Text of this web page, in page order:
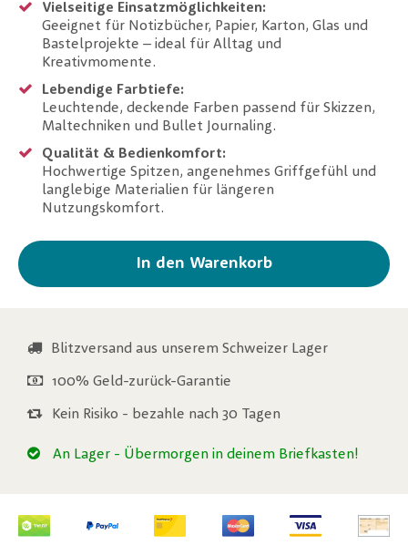
Vielseitige Einsatzmöglichkeiten:
Geeignet für Notizbücher, Papier, Karton, Glas und
Bastelprojekte – ideal für Alltag und
Kreativmomente.
Lebendige Farbtiefe:
Leuchtende, deckende Farben passend für Skizzen,
Maltechniken und Bullet Journaling.
Qualität & Bedienkomfort:
Hochwertige Spitzen, angenehmes Griffgefühl und
langlebige Materialien für längeren
Nutzungskomfort.
In den Warenkorb
Blitzversand aus unserem Schweizer Lager
100% Geld-zurück-Garantie
Kein Risiko - bezahle nach 30 Tagen
An Lager - Übermorgen in deinem Briefkasten!